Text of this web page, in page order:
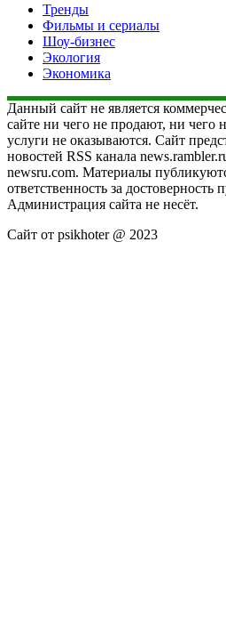
Тренды
Фильмы и сериалы
Шоу-бизнес
Экология
Экономика
Данный сайт не является
сайте ни чего не продают, ни чего
услуги не оказываются. Сайт
новостей RSS канала
newsru.com. Материалы
ответственность за
Администрация сайта не несёт.
Сайт от psikhoter @ 2023